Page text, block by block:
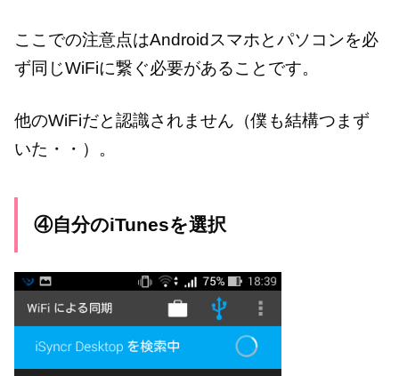
ここでの注意点はAndroidスマホとパソコンを必
ず同じWiFiに繋ぐ必要があることです。
他のWiFiだと認識されません（僕も結構つまず
いた・・）。
④自分のiTunesを選択